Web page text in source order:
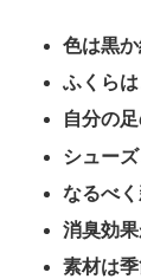
色は黒
ふくら
自分の
シュー
なるべ
消臭効
素材は